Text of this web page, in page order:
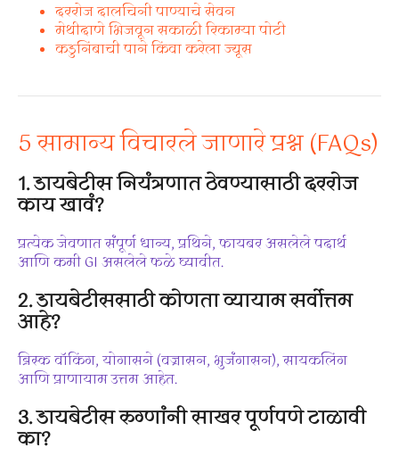
दररोज दालचिनी पाण्याचे सेवन
मेथीदाणे भिजवून सकाळी रिकाम्या पोटी
कडुनिंबाची पाने किंवा करेला ज्यूस
5 सामान्य विचारले जाणारे प्रश्न (FAQs)
1. डायबेटीस नियंत्रणात ठेवण्यासाठी दररोज
काय खावं?
प्रत्येक जेवणात संपूर्ण धान्य, प्रथिने, फायबर असलेले पदार्थ
आणि कमी GI असलेले फळे घ्यावीत.
2. डायबेटीससाठी कोणता व्यायाम सर्वोत्तम
आहे?
ब्रिस्क वॉकिंग, योगासने (वज्रासन, भुजंगासन), सायकलिंग
आणि प्राणायाम उत्तम आहेत.
3. डायबेटीस रुग्णांनी साखर पूर्णपणे टाळावी
का?